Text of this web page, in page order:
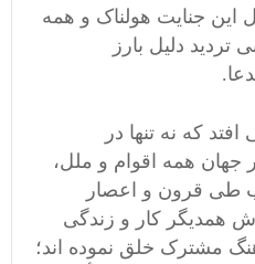
این جنایت هولناک و همه
دلیل بارز
که نه تنها در
جهان همه اقوام و ملل،
طی قرون و اعصار
همدیگر کار و زندگی
مشترک خلق نموده اند؛